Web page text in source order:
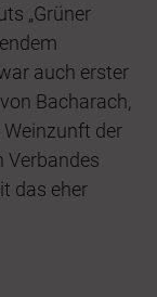
„Grüner
auch erster
Bacharach,
der
Verbandes
das eher